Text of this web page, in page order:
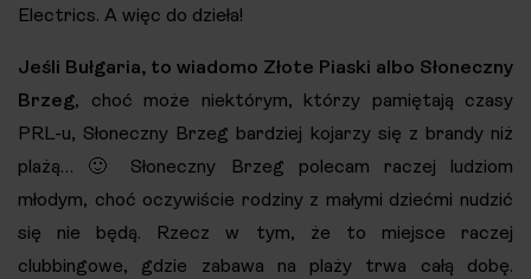
Electrics. A więc do dzieła!
Jeśli Bułgaria, to wiadomo Złote Piaski albo Słoneczny
Brzeg, choć może niektórym, którzy pamiętają czasy
PRL-u, Słoneczny Brzeg bardziej kojarzy się z brandy niż
plażą… 🙂 Słoneczny Brzeg polecam raczej ludziom
młodym, choć oczywiście rodziny z małymi dziećmi nudzić
się nie będą. Rzecz w tym, że to miejsce raczej
clubbingowe, gdzie zabawa na plaży trwa całą dobę.